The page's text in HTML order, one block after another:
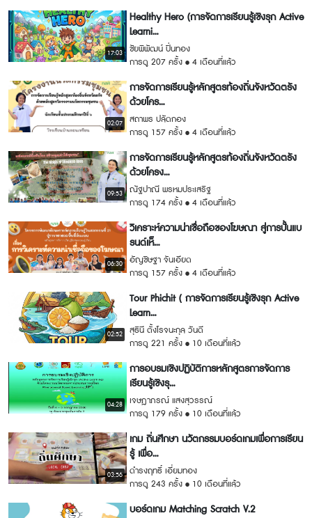
17:03
Healthy Hero (การจัดการเรียนรู้เชิงรุก Active
Learni...
ชัยพิพัฒน์ ปิ่นทอง
การดู 207 ครั้ง
4 เดือนที่แล้ว
02:07
การจัดการเรียนรู้หลักสูตรท้องถิ่นจังหวัดตรัง
ด้วยโคร...
สถาพร ปลัดกอง
การดู 157 ครั้ง
4 เดือนที่แล้ว
09:53
การจัดการเรียนรู้หลักสูตรท้องถิ่นจังหวัดตรัง
ด้วยโครง...
ณัฐปาณี พรหมประเสริฐ
การดู 174 ครั้ง
4 เดือนที่แล้ว
06:30
วิเคราะห์ความน่าเชื่อถือของโฆษณา สู่การปั้นแบ
รนด์เห็...
อัญชิษฐา จันเอียด
การดู 157 ครั้ง
4 เดือนที่แล้ว
02:52
Tour Phichit ( การจัดการเรียนรู้เชิงรุก Active
Learn...
สุธินี ตั้งโรจนะกุล วันดี
การดู 221 ครั้ง
10 เดือนที่แล้ว
04:28
การอบรมเชิงปฏิบัติการหลักสูตรการจัดการ
เรียนรู้เชิงรุ...
เจษฎาภรณ์ แสงสุวรรณ์
การดู 179 ครั้ง
10 เดือนที่แล้ว
03:56
เกม ถิ่นศึกษา นวัตกรรมบอร์ดเกมเพื่อการเรียน
รู้ เพื่อ...
ดำรงฤทธิ์ เอี่ยมทอง
การดู 243 ครั้ง
10 เดือนที่แล้ว
บอร์ดเกม Matching Scratch V.2